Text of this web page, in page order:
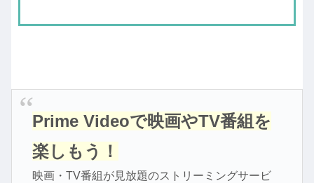
Prime Videoで映画やTV番組を
楽しもう！
映画・TV番組が見放題のストリーミングサービ